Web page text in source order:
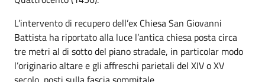
L’intervento di recupero dell’ex Chiesa San Giovanni
Battista ha riportato alla luce l’antica chiesa posta circa
tre metri al di sotto del piano stradale, in particolar modo
l’originario altare e gli affreschi parietali del XIV o XV